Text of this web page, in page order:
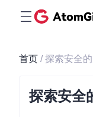
首页 / 探索安全
探索安全